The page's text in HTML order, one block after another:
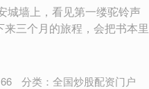
城墙上，看见第一缕驼铃声
三个月的旅程，会把书本里
66 分类： 全国炒股配资门户